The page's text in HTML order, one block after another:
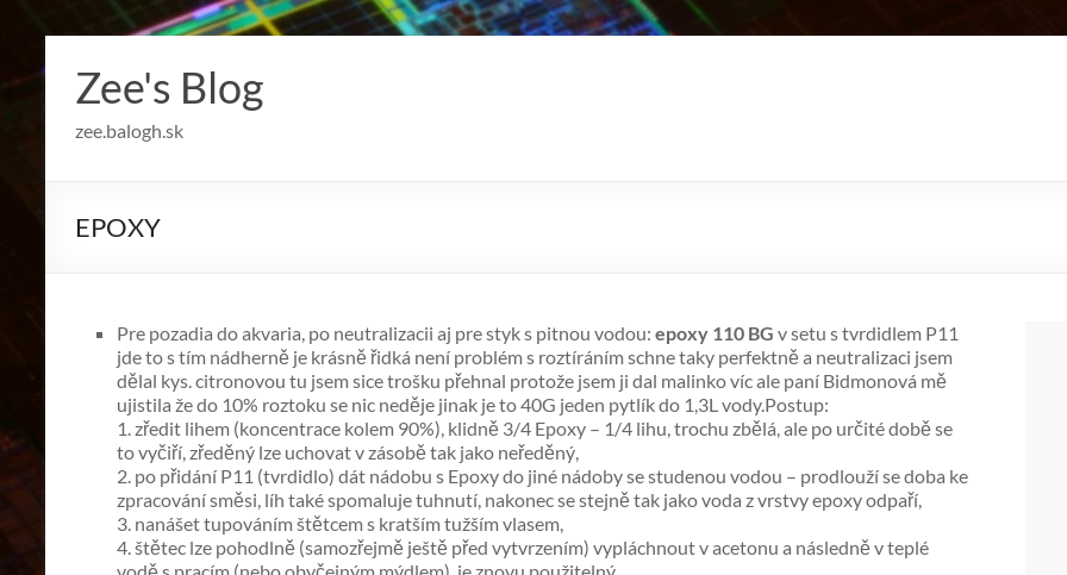
to
content
Zee's Blog
zee.balogh.sk
EPOXY
Pre pozadia do akvaria, po neutralizacii aj pre styk s pitnou vodou: epoxy 110 BG v setu s tvrdidlem P11
jde to s tím nádherně je krásně řidká není problém s roztíráním schne taky perfektně a neutralizaci jsem
dělal kys. citronovou tu jsem sice trošku přehnal protože jsem ji dal malinko víc ale paní Bidmonová mě
ujistila že do 10% roztoku se nic neděje jinak je to 40G jeden pytlík do 1,3L vody.Postup:
1. zředit lihem (koncentrace kolem 90%), klidně 3/4 Epoxy – 1/4 lihu, trochu zbělá, ale po určité době se
to vyčiří, zředěný lze uchovat v zásobě tak jako neředěný,
2. po přidání P11 (tvrdidlo) dát nádobu s Epoxy do jiné nádoby se studenou vodou – prodlouží se doba ke
zpracování směsi, líh také spomaluje tuhnutí, nakonec se stejně tak jako voda z vrstvy epoxy odpaří,
3. nanášet tupováním štětcem s kratším tužším vlasem,
4. štětec lze pohodlně (samozřejmě ještě před vytvrzením) vypláchnout v acetonu a následně v teplé